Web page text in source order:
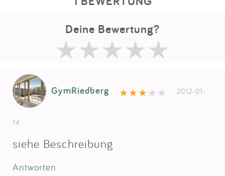
Deine Bewertung?
GymRiedberg 2012-01-
14
siehe Beschreibung
Antworten